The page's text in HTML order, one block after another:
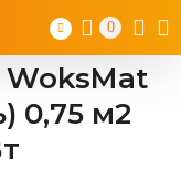
0
WoksMat
0,75 м2